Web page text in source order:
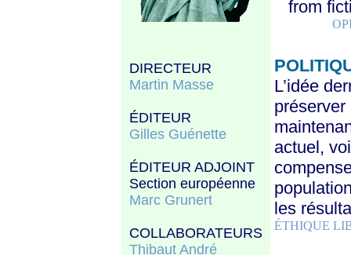
DIRECTEUR
Martin Masse
ÉDITEUR
Gilles Guénette
ÉDITEUR ADJOINT
Section européenne
Marc Grunert
COLLABORATEURS
Thibaut André
from
L’idée
actuel,
les
ÉTHIQUE